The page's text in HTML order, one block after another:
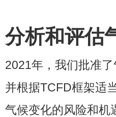
分析和评估
2021年，我们批准
并根据TCFD框架适
气候变化的风险和机